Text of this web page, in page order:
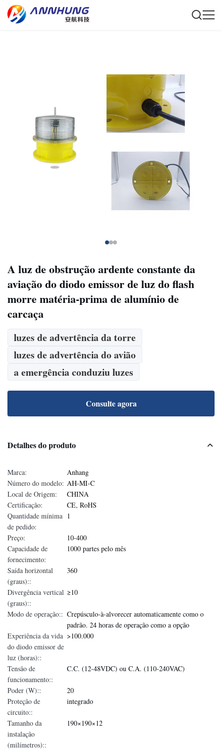
A luz de obstrução ardente constante da
aviação do diodo emissor de luz do flash
morre matéria-prima de alumínio de
carcaça
luzes de advertência da torre
luzes de advertência do avião
a emergência conduziu luzes
Consulte agora
Detalhes do produto
Marca:
Anhang
Número do modelo: AH-MI-C
Local de Origem:
CHINA
Certificação:
CE, RoHS
Quantidade mínima
de pedido:
1
Preço:
10-400
Capacidade de
fornecimento:
1000 partes pelo mês
Saída horizontal
(graus)::
360
Divergência vertical
(graus)::
≥10
Modo de operação:: Crepúsculo-à-alvorecer automaticamente como o
padrão. 24 horas de operação como a opção
Experiência da vida
do diodo emissor de
luz (horas)::
>100.000
Tensão de
funcionamento::
C.C. (12-48VDC) ou C.A. (110-240VAC)
Poder (W)::
20
Proteção de
circuito::
integrado
Tamanho da
instalação
(milímetros)::
190×190×12